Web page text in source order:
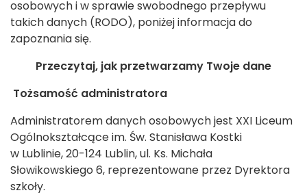
osobowych i w sprawie swobodnego przepływu
takich danych (RODO), poniżej informacja do
zapoznania się.
Przeczytaj, jak przetwarzamy Twoje dane
Tożsamość administratora
Administratorem danych osobowych jest XXI Liceum
Ogólnokształcące im. Św. Stanisława Kostki
w Lublinie, 20-124 Lublin, ul. Ks. Michała
Słowikowskiego 6, reprezentowane przez Dyrektora
szkoły.